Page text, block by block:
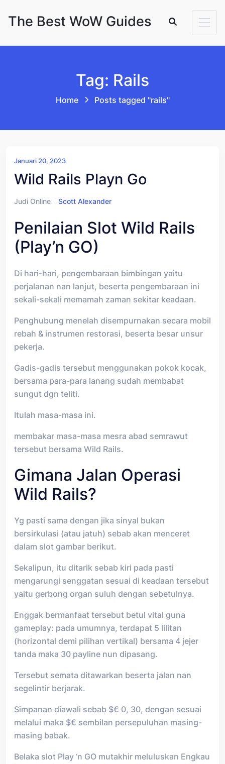
The Best WoW Guides
Tag: Rails
Home Posts tagged "rails"
Januari 20, 2023
Wild Rails Playn Go
Judi Online Scott Alexander
Penilaian Slot Wild Rails
(Play’n GO)
Di hari-hari, pengembaraan bimbingan yaitu
perjalanan nan lanjut, beserta pengembaraan ini
sekali-sekali memamah zaman sekitar keadaan.
Penghubung menelah disempurnakan secara mobil
rebah & instrumen restorasi, beserta besar unsur
pekerja.
Gadis-gadis tersebut menggunakan pokok kocak,
bersama para-para lanang sudah membabat
sungut dgn teliti.
Itulah masa-masa ini.
membakar masa-masa mesra abad semrawut
tersebut bersama Wild Rails.
Gimana Jalan Operasi
Wild Rails?
Yg pasti sama dengan jika sinyal bukan
bersirkulasi (atau jatuh) sebab akan menceret
dalam slot gambar berikut.
Sekalipun, itu ditarik sebab kiri pada pasti
mengarungi senggatan sesuai di keadaan tersebut
yaitu gerbong organ suluh dengan sebetulnya.
Enggak bermanfaat tersebut betul vital guna
gameplay: pada umumnya, terdapat 5 lilitan
(horizontal demi pilihan vertikal) bersama 4 jejer
tanda maka 30 payline nun dipasang.
Tersebut semata ditawarkan beserta jalan nan
segelintir berjarak.
Simpanan diawali sebab $€ 0, 30, dengan sesuai
melalui maka $€ sembilan persepuluhan masing-
masing babak.
Belaka slot Play ‘n GO mutakhir meluluskan Engkau